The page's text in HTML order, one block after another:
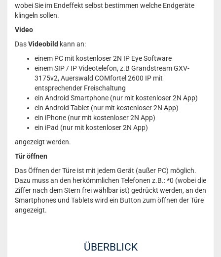
wobei Sie im Endeffekt selbst bestimmen welche Endgeräte
klingeln sollen.
Video
DasVideobild kann an:
einem PC mit kostenloser 2N IP Eye Software
einem SIP / IP Videotelefon, z.B Grandstream GXV-
3175v2, Auerswald COMfortel 2600 IP mit
entsprechender Freischaltung
ein Android Smartphone (nur mit kostenloser 2N App)
ein Android Tablet (nur mit kostenloser 2N App)
ein iPhone (nur mit kostenloser 2N App)
ein iPad (nur mit kostenloser 2N App)
angezeigt werden.
Tür öffnen
Das Öffnen der Türe ist mit jedem Gerät (außer PC) möglich.
Dazu muss an den herkömmlichen Telefonen z.B.: *0 (wobei die
Ziffer nach dem Stern frei wählbar ist) gedrückt werden, an den
Smartphones und Tablets wird ein Button zum öffnen der Türe
angezeigt.
ÜBERBLICK